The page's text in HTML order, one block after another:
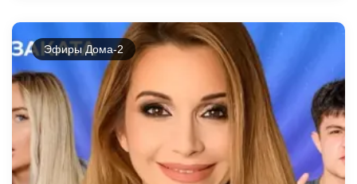
Эфиры Дома-2